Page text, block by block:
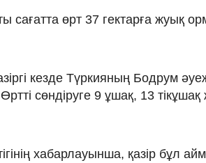
сағатта өрт 37 гектарға жуық
кезде Түркияның Бодрум
сөндіруге 9 ұшақ, 13
хабарлауынша, қазір бұл